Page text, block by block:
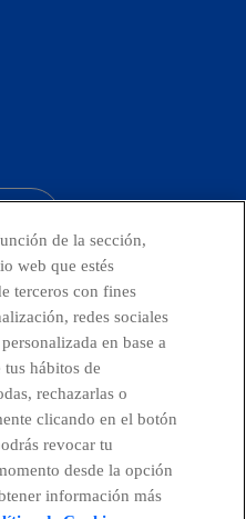
de la sección,
web que estés
terceros con fines
redes sociales
en base a
hábitos de
rechazarlas o
clicando en el botón
revocar tu
desde la opción
información más